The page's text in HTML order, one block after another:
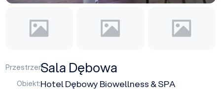
Przestrzeń:Sala Dębowa
Obiekt:Hotel Dębowy Biowellness & SPA